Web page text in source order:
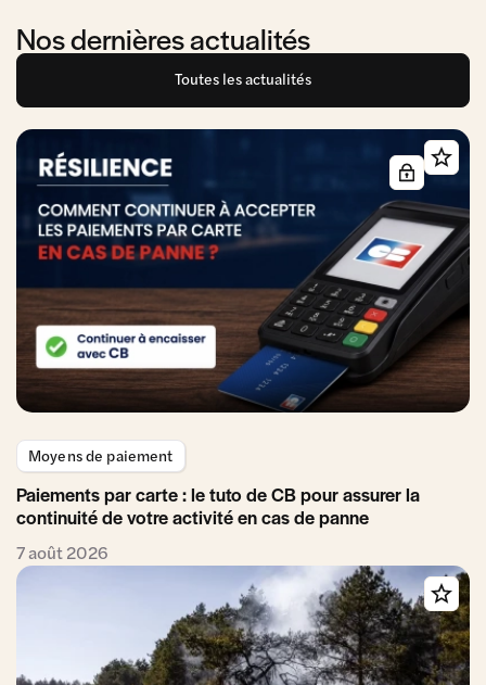
Nos dernières actualités
Toutes les actualités
Moyens de paiement
Paiements par carte : le tuto de CB pour assurer la
continuité de votre activité en cas de panne
7 août 2026